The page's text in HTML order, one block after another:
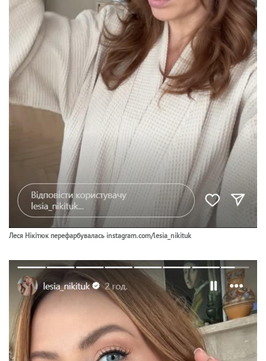
Леся Нікітюк перефарбувалась instagram.com/lesia_nikituk